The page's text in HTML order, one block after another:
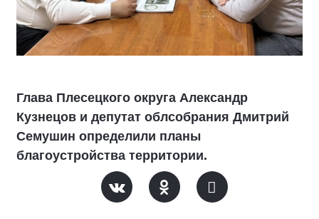
Глава Плесецкого округа Александр
Кузнецов и депутат облсобрания Дмитрий
Семушин определили планы
благоустройства территории.